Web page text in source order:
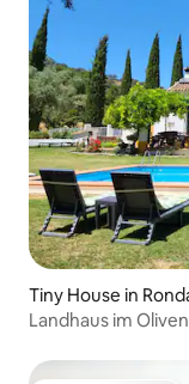
Tiny House in
Landhaus im